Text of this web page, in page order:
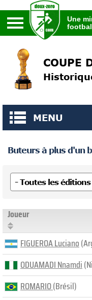
football
Une
COUPE
MENU
Buteurs à plus d'un
Joueur
FIGUEROA Luciano
ODUAMADI Nnamdi
ROMARIO(Brésil)